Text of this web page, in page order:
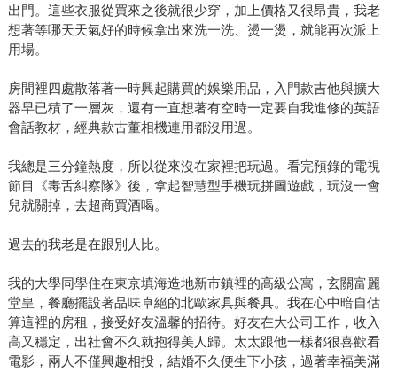
出門。這些衣服從買來之後就很少穿，加上價格又很昂貴，我老
想著等哪天天氣好的時候拿出來洗一洗、燙一燙，就能再次派上
用場。
房間裡四處散落著一時興起購買的娛樂用品，入門款吉他與擴大
器早已積了一層灰，還有一直想著有空時一定要自我進修的英語
會話教材，經典款古董相機連用都沒用過。
我總是三分鐘熱度，所以從來沒在家裡把玩過。看完預錄的電視
節目《毒舌糾察隊》後，拿起智慧型手機玩拼圖遊戲，玩沒一會
兒就關掉，去超商買酒喝。
過去的我老是在跟別人比。
我的大學同學住在東京填海造地新市鎮裡的高級公寓，玄關富麗
堂皇，餐廳擺設著品味卓絕的北歐家具與餐具。我在心中暗自估
算這裡的房租，接受好友溫馨的招待。好友在大公司工作，收入
高又穩定，出社會不久就抱得美人歸。太太跟他一樣都很喜歡看
電影，兩人不僅興趣相投，結婚不久便生下小孩，過著幸福美滿